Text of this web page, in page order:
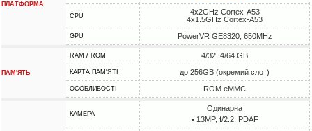
ПЛАТФОРМА
CPU
4x2GHz Cortex-A53
4x1.5GHz Cortex-A53
GPU PowerVR GE8320, 650MHz
ПАМ'ЯТЬ
RAM / ROM 4/32, 4/64 GB
КАРТА ПАМ'ЯТІ до 256GB (окремий слот)
ОСОБЛИВОСТІ ROM eMMC
КАМЕРА
Одинарна
• 13MP, f/2.2, PDAF